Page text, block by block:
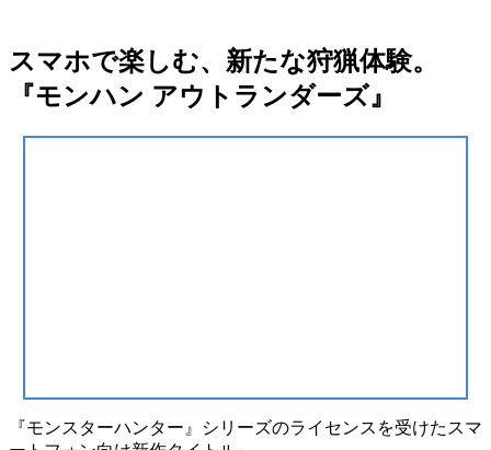
スマホで楽しむ、新たな狩猟体験。
『モンハン アウトランダーズ』
『モンスターハンター』
シリーズのライセンスを受けたスマ